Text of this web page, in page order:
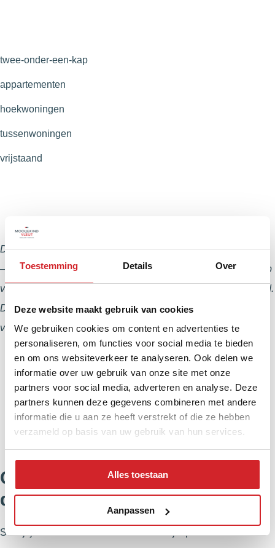
Toestemming Details Over
Deze website maakt gebruik van cookies
We gebruiken cookies om content en advertenties te
personaliseren, om functies voor social media te bieden
en om ons websiteverkeer te analyseren. Ook delen we
informatie over uw gebruik van onze site met onze
partners voor social media, adverteren en analyse. Deze
partners kunnen deze gegevens combineren met andere
informatie die u aan ze heeft verstrekt of die ze hebben
verzameld op basis van uw gebruik van hun services.
Alles toestaan
Aanpassen
twee-onder-een-kap
appartementen
hoekwoningen
tussenwoningen
vrijstaand
Deze kwartaalcijfers zijn op basis van marktdata van brainbay
– dochteronderneming van de NVM – gegenereerd met behulp
van AI. Aan deze cijfers kunnen geen rechten worden ontleend.
De cijfers zijn bedoeld voor verkennende doeleinden en
vormen geen vervanging voor officiële financiële rapportages.
Cijfers van komend kwartaal
direct in je inbox?
Schrijf je in voor ons woonnieuws en blijf up to date!